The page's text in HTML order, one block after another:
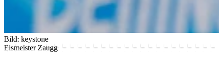
Bild: keystone
Eismeister Zaugg